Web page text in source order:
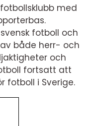
med
fotboll och
både herr- och
och
fortsatt att
fotboll i Sverige.